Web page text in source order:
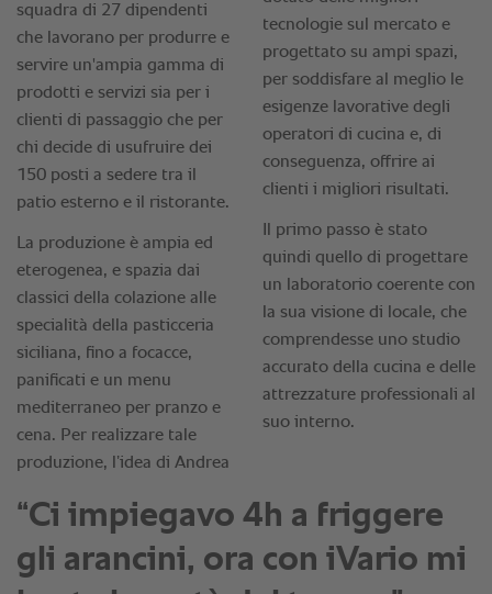
“Ci impiegavo 4h a friggere
gli arancini, ora con iVario mi